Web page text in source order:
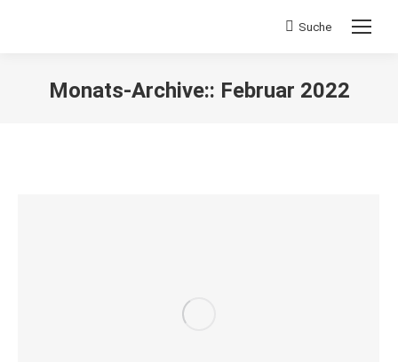
Search:
Suche
Monats-Archive:: Februar 2022